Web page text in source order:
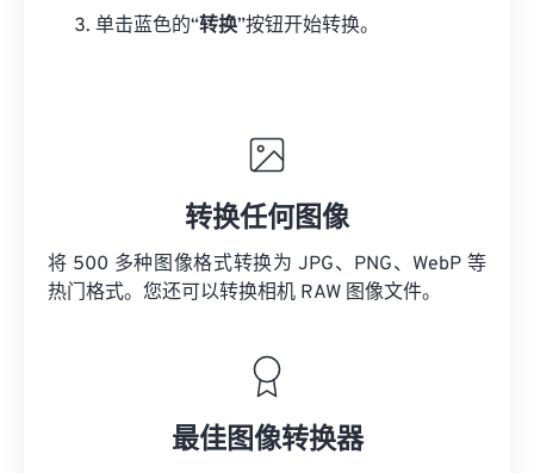
单击蓝色的“转换”按钮开始转换。
转换任何图像
将 500 多种图像格式转换为 JPG、PNG、WebP 等
热门格式。您还可以转换相机 RAW 图像文件。
最佳图像转换器